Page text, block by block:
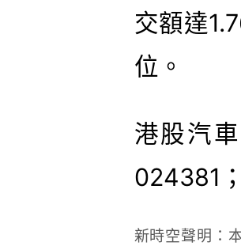
交額達
位。
港股汽
024381
新時空聲明：